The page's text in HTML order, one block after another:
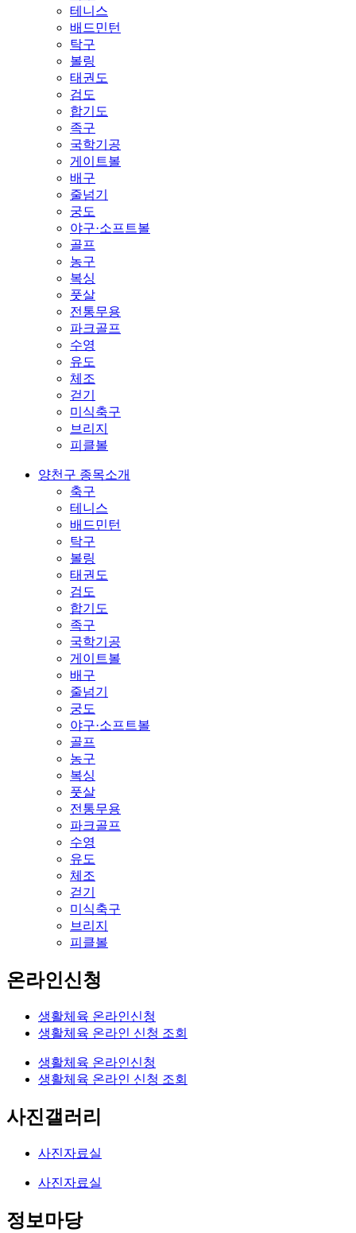
테니스
배드민턴
탁구
볼링
태권도
검도
합기도
족구
국학기공
게이트볼
배구
줄넘기
궁도
야구·소프트볼
골프
농구
복싱
풋살
전통무용
파크골프
수영
유도
체조
걷기
미식축구
브리지
피클볼
양천구 종목소개
축구
테니스
배드민턴
탁구
볼링
태권도
검도
합기도
족구
국학기공
게이트볼
배구
줄넘기
궁도
야구·소프트볼
골프
농구
복싱
풋살
전통무용
파크골프
수영
유도
체조
걷기
미식축구
브리지
피클볼
온라인신청
생활체육 온라인신청
생활체육 온라인 신청 조회
생활체육 온라인신청
생활체육 온라인 신청 조회
사진갤러리
사진자료실
사진자료실
정보마당